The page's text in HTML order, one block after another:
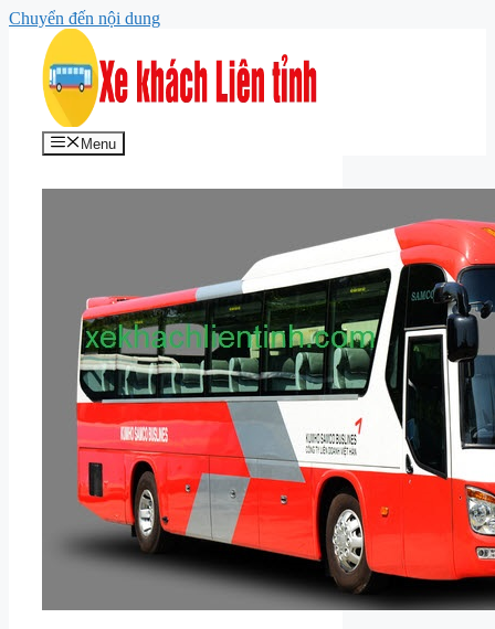
Chuyển đến nội dung
Menu